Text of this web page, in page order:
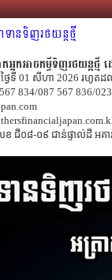
នទិញរថយន្តថ្មី
អាចកម្ចីទិញរថយន្តថ្មី ដ
ថ្ងៃទី 01 សីហា 2026 រហូតដល់
834/087 567 836/
ខ ជី០៨-០៩ ជាន់ផ្ទាល់ដី អគ